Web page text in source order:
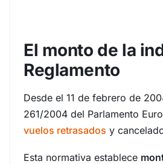
El monto de la
Reglamento
Desde el 11 de febrero de
261/2004 del Parlamento
vuelos retrasados y
Esta normativa establece